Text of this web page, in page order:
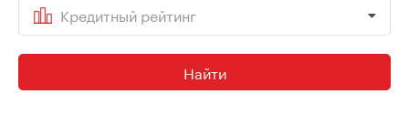
Кредитный рейтинг
Найти